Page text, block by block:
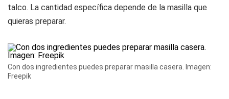
talco. La cantidad específica depende de la masilla que
quieras preparar.
Con dos ingredientes puedes preparar masilla casera. Imagen:
Freepik